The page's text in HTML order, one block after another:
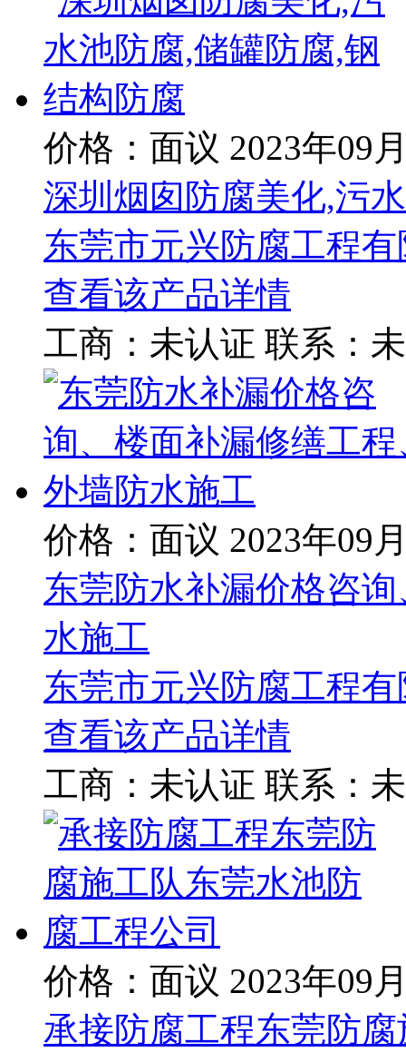
价格：面议 2023年09
深圳烟囱防腐美化,污
东莞市元兴防腐工程
查看该产品详情
工商： 未认证 联系：
价格：面议 2023年09
东莞防水补漏价格咨
水施工
东莞市元兴防腐工程
查看该产品详情
工商： 未认证 联系：
价格：面议 2023年09
承接防腐工程东莞防